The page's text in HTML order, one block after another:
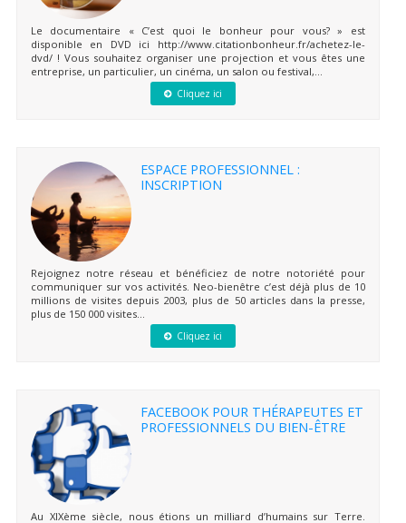
Le documentaire « C’est quoi le bonheur pour vous? » est
disponible en DVD ici http://www.citationbonheur.fr/achetez-le-
dvd/ ! Vous souhaitez organiser une projection et vous êtes une
entreprise, un particulier, un cinéma, un salon ou festival,...
Cliquez ici
ESPACE PROFESSIONNEL :
INSCRIPTION
Rejoignez notre réseau et bénéficiez de notre notoriété pour
communiquer sur vos activités. Neo-bienêtre c’est déjà plus de 10
millions de visites depuis 2003, plus de 50 articles dans la presse,
plus de 150 000 visites...
Cliquez ici
FACEBOOK POUR THÉRAPEUTES ET
PROFESSIONNELS DU BIEN-ÊTRE
Au XIXème siècle, nous étions un milliard d’humains sur Terre.